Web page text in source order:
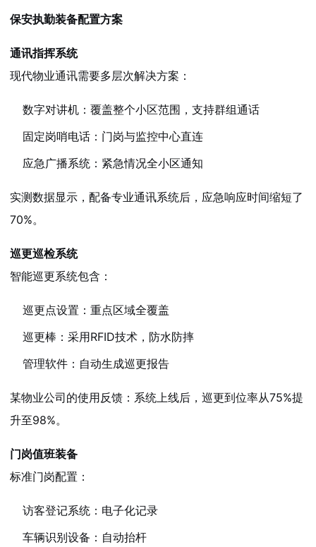
保安执勤装备配置方案
通讯指挥系统
现代物业通讯需要多层次解决方案：
数字对讲机：覆盖整个小区范围，支持群组通话
固定岗哨电话：门岗与监控中心直连
应急广播系统：紧急情况全小区通知
实测数据显示，配备专业通讯系统后，应急响应时间缩短了
70%。
巡更巡检系统
智能巡更系统包含：
巡更点设置：重点区域全覆盖
巡更棒：采用RFID技术，防水防摔
管理软件：自动生成巡更报告
某物业公司的使用反馈：系统上线后，巡更到位率从75%提
升至98%。
门岗值班装备
标准门岗配置：
访客登记系统：电子化记录
车辆识别设备：自动抬杆